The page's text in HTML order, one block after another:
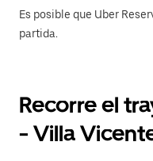
Es posible que Uber
partida.
Recorre el
- Villa